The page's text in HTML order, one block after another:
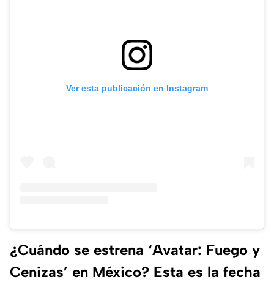
Ver esta publicación en Instagram
¿Cuándo se estrena ‘Avatar: Fuego y
Cenizas’ en México? Esta es la fecha